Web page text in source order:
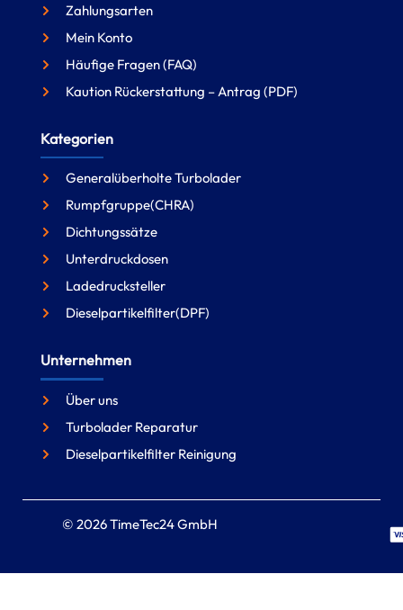
Zahlungsarten
Mein Konto
Häufige Fragen (FAQ)
Kaution Rückerstattung – Antrag (PDF)
Kategorien
Generalüberholte Turbolader
Rumpfgruppe(CHRA)
Dichtungssätze
Unterdruckdosen
Ladedrucksteller
Dieselpartikelfilter(DPF)
Unternehmen
Über uns
Turbolader Reparatur
Dieselpartikelfilter Reinigung
© 2026 TimeTec24 GmbH